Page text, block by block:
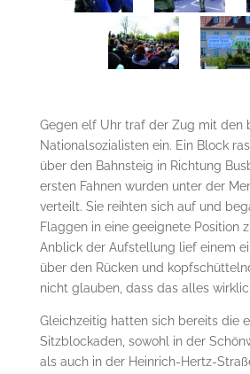
Gegen elf Uhr traf der Zug mit den
Nationalsozialisten ein. Ein Block
über den Bahnsteig in Richtung
ersten Fahnen wurden unter der
verteilt. Sie reihten sich auf und
Flaggen in eine geeignete Position
Anblick der Aufstellung lief einem
über den Rücken und
nicht glauben, dass das alles
Gleichzeitig hatten sich bereits die
Sitzblockaden, sowohl in der
als auch in der Heinrich-Hertz-